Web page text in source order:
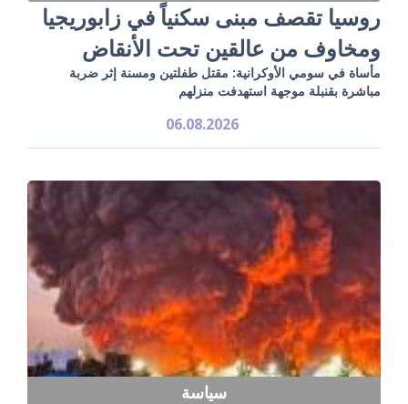
روسيا تقصف مبنى سكنياً في زابوريجيا
ومخاوف من عالقين تحت الأنقاض
مأساة في سومي الأوكرانية: مقتل طفلتين ومسنة إثر ضربة
مباشرة بقنبلة موجهة استهدفت منزلهم
06.08.2026
سياسة